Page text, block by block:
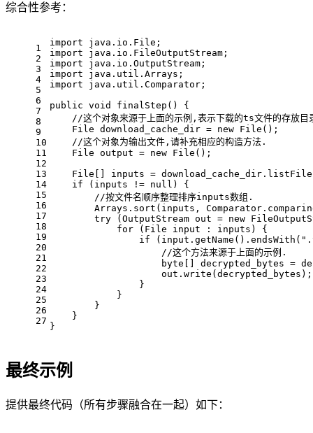
综合性参考：
1
2
3
4
5
6
7
8
9
10
11
12
13
14
15
16
17
18
19
20
21
22
23
24
25
26
27
import java.io.File;
import java.io.FileOutputStream;
import java.io.OutputStream;
import java.util.Arrays;
import java.util.Comparator;
public void finalStep ()
{
//这个对象来源于上面的示例,表示下载的ts文件的存放目
File download_cache_dir = new File ();
//这个对象为输出文件,请补充相应的构造方法.
File output = new File ();
File[] inputs =
if (inputs != null ) {
//按文件名顺序整理排序inputs数组.
Arrays.sort(inputs,
try ( OutputStream out = new
for (File input : inputs) {
if (input.getName().endsWith(
//这个方法来源于上面的示例.
byte [] decrypted_bytes =
                    out.write(decrypted_bytes);
                }
            }
        }
    }
}
最终示例
提供最终代码（所有步骤融合在一起）如下：